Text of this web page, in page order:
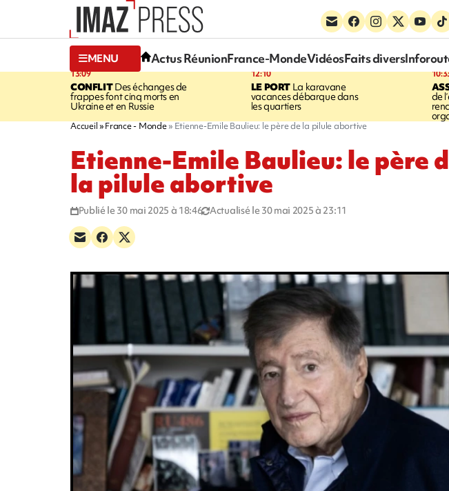
MENU Actus RéunionFrance-MondeVidéosFaits divers
13:09
CONFLITDes échanges de
frappes font cinq morts en
Ukraine et en Russie
12:10
LE PORT La karavane
vacances débarque dans
les quartiers
de
Accueil France - Monde Etienne-Emile Baulieu: le père de la pilule abortive
Etienne-Emile Baulieu: le père
la pilule abortive
Publié le 30 mai 2025 à 18:46 Actualisé le 30 mai 2025 à 23:11